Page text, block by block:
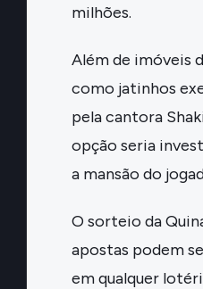
milhões.
Além de imóveis
como jatinhos
pela cantora
opção seria
a mansão do
O sorteio da
apostas podem
em qualquer